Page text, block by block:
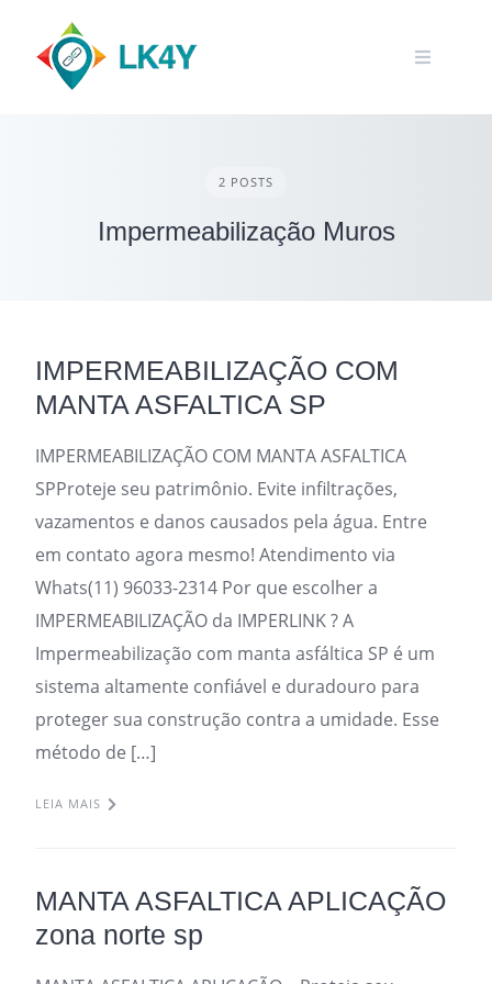
content
2 POSTS
Impermeabilização Muros
IMPERMEABILIZAÇÃO COM
MANTA ASFALTICA SP
IMPERMEABILIZAÇÃO COM MANTA ASFALTICA
SPProteje seu patrimônio. Evite infiltrações,
vazamentos e danos causados pela água. Entre
em contato agora mesmo! Atendimento via
Whats(11) 96033-2314 Por que escolher a
IMPERMEABILIZAÇÃO da IMPERLINK ? A
Impermeabilização com manta asfáltica SP é um
sistema altamente confiável e duradouro para
proteger sua construção contra a umidade. Esse
método de […]
LEIA MAIS
MANTA ASFALTICA APLICAÇÃO
zona norte sp